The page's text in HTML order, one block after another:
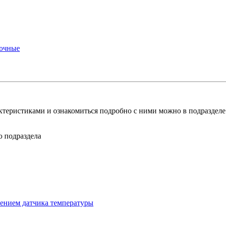
и ознакомиться подробно с ними можно в подразделе
подраздела
датчика температуры